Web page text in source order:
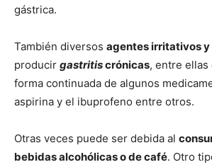
gástrica.
También diversos agentes irritativos y
producir gastritiscrónicas, entre ellas
forma continuada de algunos
aspirina y el ibuprofeno entre otros.
Otras veces puede ser debida al
bebidas alcohólicas o de café. Otro